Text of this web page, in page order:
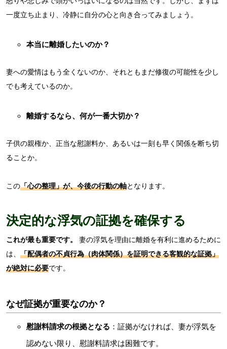
一度立ち止まり、冷静に自分の心と向き合ってみましょう。
本当に離婚したいのか？
妻への愛情はもう全くないのか、それともまだ修復の可能性を少し
でも考えているのか。
離婚するなら、何が一番大切か？
子供の親権か、正当な慰謝料か、あるいは一刻も早く関係を断ち切
ることか。
この「心の整理」が、今後の行動の軸となります。
決定的な浮気の証拠を確保する
これが最も重要です。
妻の浮気を理由に離婚を有利に進めるために
は、 「配偶者の不貞行為（肉体関係）を証明できる客観的な証拠」
が絶対に必要です。
なぜ証拠が重要なのか？
慰謝料請求の根拠となる ：証拠がなければ、妻が浮気を
認めない限り、慰謝料請求は困難です。